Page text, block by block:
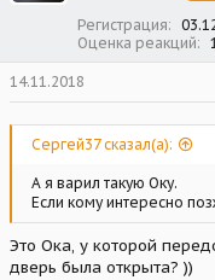
Регистрация
Оценка реакций
14.11.2018
Сергей37 сказал(а):
А я варил такую Оку.
Если кому интересно
Это Ока, у которой
дверь была открыта? ))